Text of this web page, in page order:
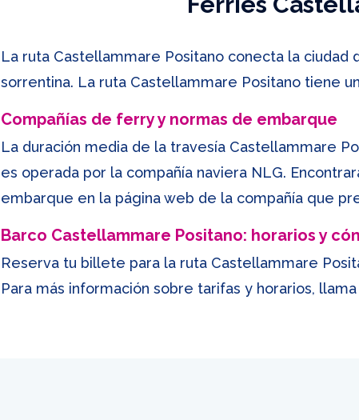
La ruta Castellammare Positano conecta la ciudad
sorrentina. La ruta Castellammare Positano tiene
Compañías de ferry y normas de embarque
La duración media de la travesía Castellammare
es operada por la compañía naviera NLG.
embarque en la página web de la compañía que
Barco Castellammare Positano: horarios y
Reserva tu billete para la ruta Castellammare
Para más información sobre tarifas y horarios,